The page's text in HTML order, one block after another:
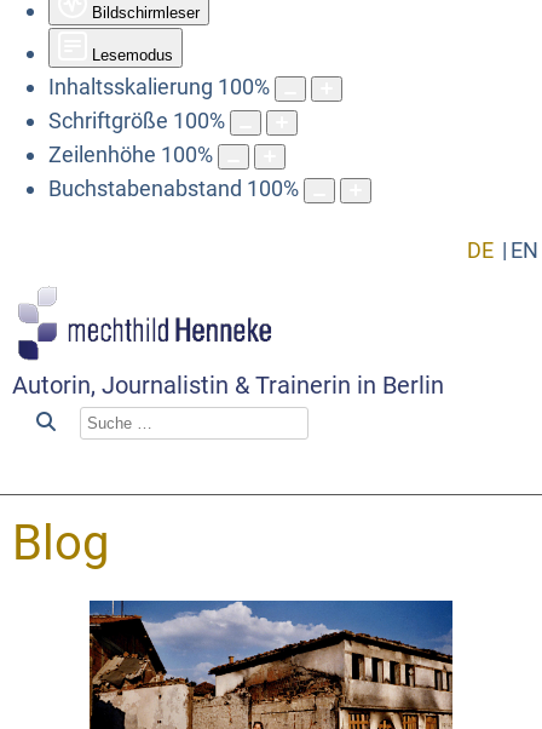
Bildschirmleser
Lesemodus
Inhaltsskalierung 100%
Schriftgröße 100%
Zeilenhöhe 100%
Buchstabenabstand 100%
DE EN
Autorin, Journalistin & Trainerin in Berlin
Blog